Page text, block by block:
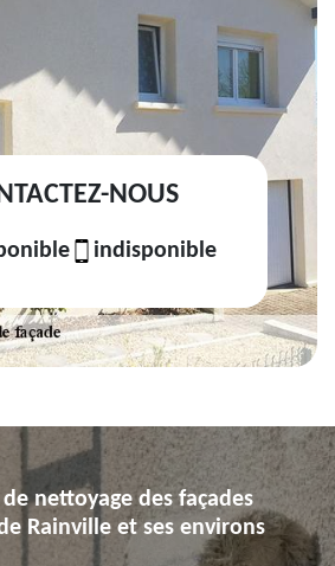
NOUS
indisponible
nettoyage des façades
Rainville et ses environs